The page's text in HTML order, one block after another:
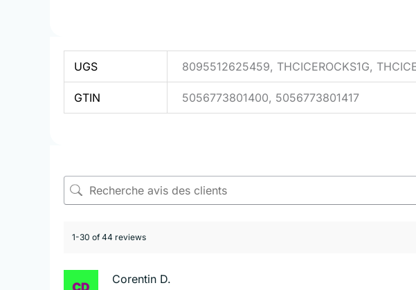
UGS 8095512625459, THCICEROCKS1G,
GTIN 5056773801400, 5056773801417
1-30 of 44 reviews
Corentin D.